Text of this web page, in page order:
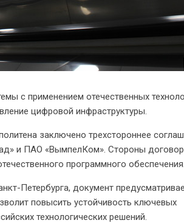
с применением отечественных
цифровой инфраструктуры.
заключено трехстороннее
и ПАО «ВымпелКом». Стороны
программного обеспечения.
Петербурга, документ
повысить устойчивость ключевых
технологических решений.